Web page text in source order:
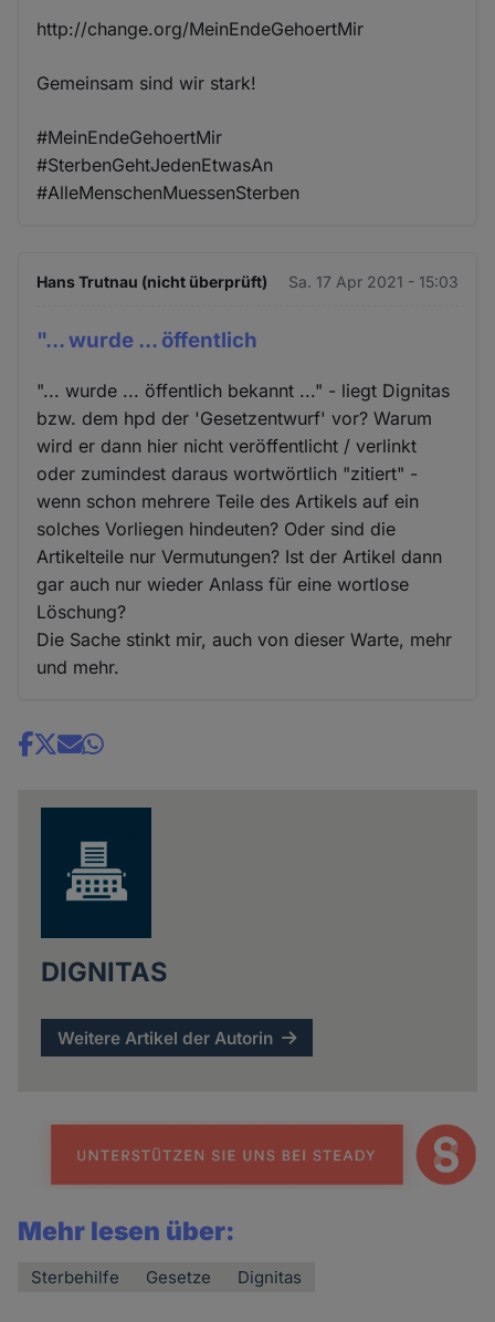
http://change.org/MeinEndeGehoertMir
Gemeinsam sind wir stark!
#MeinEndeGehoertMir
#SterbenGehtJedenEtwasAn
#AlleMenschenMuessenSterben
Hans Trutnau (nicht überprüft) Sa. 17 Apr 2021 - 15:03
"... wurde ... öffentlich
"... wurde ... öffentlich bekannt ..." - liegt Dignitas
bzw. dem hpd der 'Gesetzentwurf' vor? Warum
wird er dann hier nicht veröffentlicht / verlinkt
oder zumindest daraus wortwörtlich "zitiert" -
wenn schon mehrere Teile des Artikels auf ein
solches Vorliegen hindeuten? Oder sind die
Artikelteile nur Vermutungen? Ist der Artikel dann
gar auch nur wieder Anlass für eine wortlose
Löschung?
Die Sache stinkt mir, auch von dieser Warte, mehr
und mehr.
Share
DIGNITAS
Weitere Artikel der Autorin
Mehr lesen über:
Sterbehilfe Gesetze Dignitas